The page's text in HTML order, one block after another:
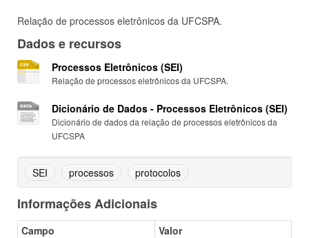
Relação de processos eletrônicos da UFCSPA.
Dados e recursos
Processos Eletrônicos (SEI)
Relação de processos eletrônicos da UFCSPA.
Dicionário de Dados - Processos Eletrônicos (SEI)
Dicionário de dados da relação de processos eletrônicos da
UFCSPA
SEI processos protocolos
Informações Adicionais
Campo
Valor